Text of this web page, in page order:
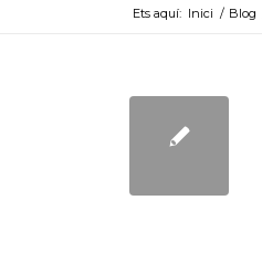
Ets aquí: Inici / Blog